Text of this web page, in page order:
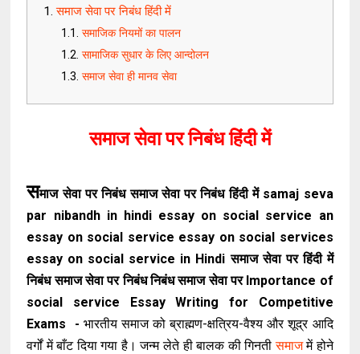
समाज सेवा पर निबंध हिंदी में
समाजिक नियमों का पालन
सामाजिक सुधार के लिए आन्दोलन
समाज सेवा ही मानव सेवा
समाज सेवा पर निबंध हिंदी में
समाज सेवा पर निबंध समाज सेवा पर निबंध हिंदी में samaj seva
par nibandh in hindi essay on social service an
essay on social service essay on social services
essay on social service in Hindi समाज सेवा पर हिंदी में
निबंध समाज सेवा पर निबंध निबंध समाज सेवा पर Importance of
social service Essay Writing for Competitive
Exams - भारतीय समाज को ब्राह्मण-क्षत्रिय-वैश्य और शूद्र आदि
वर्गों में बाँट दिया गया है। जन्म लेते ही बालक की गिनतीसमाजमें होने